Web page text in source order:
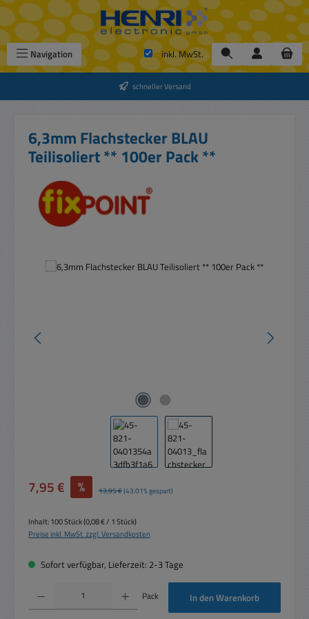
Zum Hauptinhalt springen
Navigation inkl. MwSt.
schneller Versand
6,3mm Flachstecker BLAU
Teilisoliert ** 100er Pack **
Bildergalerie überspringen
Verkaufspreis:
7,95 € % Regulärer Preis:
13,95 €(43.01% gespart)
Inhalt:100 Stück(0,08 € / 1 Stück)
Preise inkl. MwSt. zzgl. Versandkosten
Sofort verfügbar, Lieferzeit: 2-3 Tage
Produkt Anzahl: Gib den gewünschten Wert ein oder benutze die Schaltflächen um
Pack In den Warenkorb